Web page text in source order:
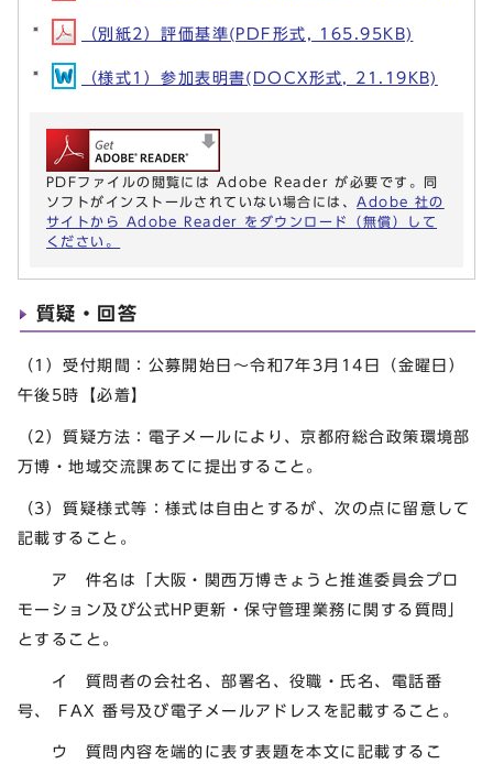
（別紙2）評価基準(PDF形式, 165.95KB)
（様式1）参加表明書(DOCX形式, 21.19KB)
PDFファイルの閲覧には Adobe Reader が必要です。同
ソフトがインストールされていない場合には、 Adobe 社の
サイトから Adobe Reader をダウンロード（無償）して
ください。
質疑・回答
（1）受付期間：公募開始日～令和7年3月14日（金曜日）
午後5時【必着】
（2）質疑方法：電子メールにより、京都府総合政策環境部
万博・地域交流課あてに提出すること。
（3）質疑様式等：様式は自由とするが、次の点に留意して
記載すること。
ア 件名は「大阪・関西万博きょうと推進委員会プロ
モーション及び公式HP更新・保守管理業務に関する質問」
とすること。
イ 質問者の会社名、部署名、役職・氏名、電話番
号、 FAX 番号及び電子メールアドレスを記載すること。
ウ 質問内容を端的に表す表題を本文に記載するこ